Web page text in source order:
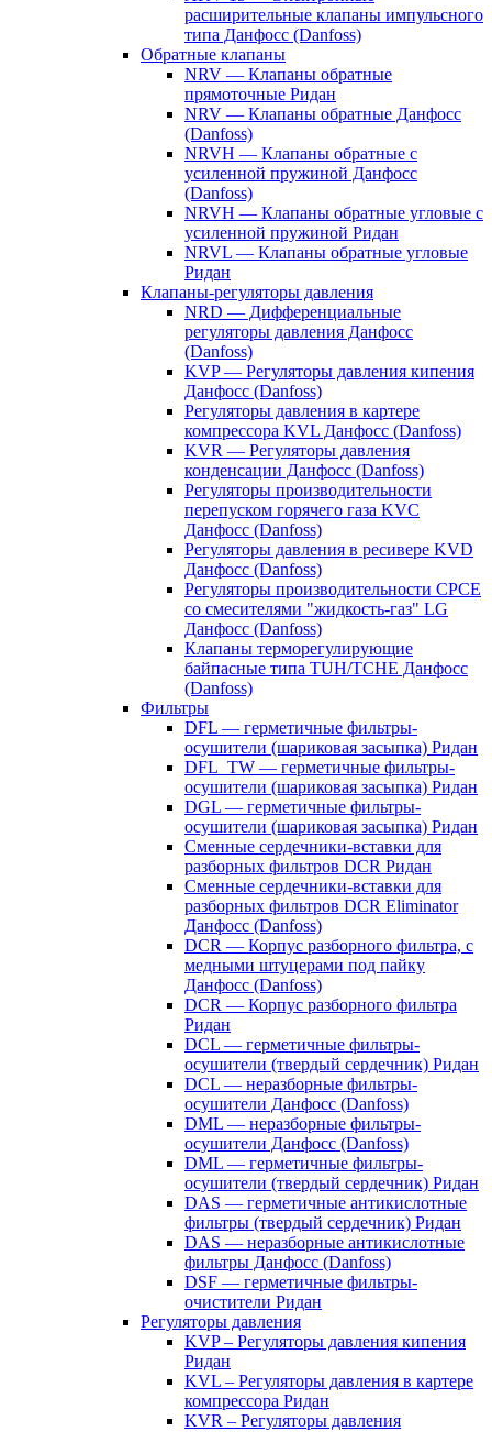
расширительные клапаны импульсного
типа Данфосс (Danfoss)
Обратные клапаны
NRV — Клапаны обратные
прямоточные Ридан
NRV — Клапаны обратные Данфосс
(Danfoss)
NRVH — Клапаны обратные с
усиленной пружиной Данфосс
(Danfoss)
NRVH — Клапаны обратные угловые с
усиленной пружиной Ридан
NRVL — Клапаны обратные угловые
Ридан
Клапаны-регуляторы давления
NRD — Дифференциальные
регуляторы давления Данфосс
(Danfoss)
KVP — Регуляторы давления кипения
Данфосс (Danfoss)
Регуляторы давления в картере
компрессора KVL Данфосс (Danfoss)
KVR — Регуляторы давления
конденсации Данфосс (Danfoss)
Регуляторы производительности
перепуском горячего газа KVC
Данфосс (Danfoss)
Регуляторы давления в ресивере KVD
Данфосс (Danfoss)
Регуляторы производительности CPCE
со смесителями "жидкость-газ" LG
Данфосс (Danfoss)
Клапаны терморегулирующие
байпасные типа TUH/TCHE Данфосс
(Danfoss)
Фильтры
DFL — герметичные фильтры-
осушители (шариковая засыпка) Ридан
DFL_TW — герметичные фильтры-
осушители (шариковая засыпка) Ридан
DGL — герметичные фильтры-
осушители (шариковая засыпка) Ридан
Сменные сердечники-вставки для
разборных фильтров DCR Ридан
Сменные сердечники-вставки для
разборных фильтров DCR Eliminator
Данфосс (Danfoss)
DCR — Корпус разборного фильтра, с
медными штуцерами под пайку
Данфосс (Danfoss)
DCR — Корпус разборного фильтра
Ридан
DCL — герметичные фильтры-
осушители (твердый сердечник) Ридан
DCL — неразборные фильтры-
осушители Данфосс (Danfoss)
DML — неразборные фильтры-
осушители Данфосс (Danfoss)
DML — герметичные фильтры-
осушители (твердый сердечник) Ридан
DAS — герметичные антикислотные
фильтры (твердый сердечник) Ридан
DAS — неразборные антикислотные
фильтры Данфосс (Danfoss)
DSF — герметичные фильтры-
очистители Ридан
Регуляторы давления
KVP – Регуляторы давления кипения
Ридан
KVL – Регуляторы давления в картере
компрессора Ридан
KVR – Регуляторы давления